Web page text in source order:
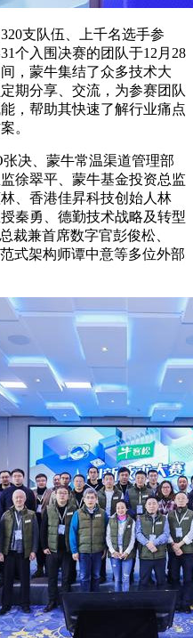
支队伍、上千名选手参
个入围决赛的团队于12月28
，蒙牛集结了众多技术大
期分享、交流，为参赛团队
，帮助其快速了解行业痛点
。
决、蒙牛常温渠道管理部
徐翠平、蒙牛基金投资总监
、香港佳昇科技创始人林
秦勇、德勤技术战略及转型
裁兼首席数字官彭俊松、
式架构师谭中意等多位外部